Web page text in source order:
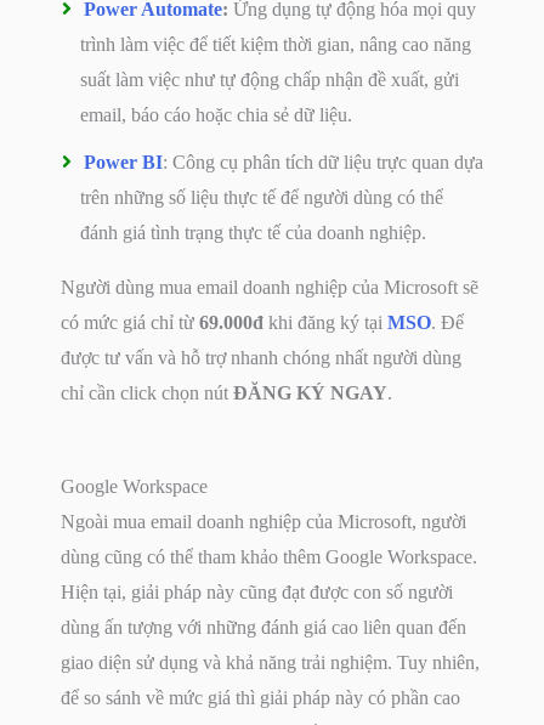
Power Automate: Ứng dụng tự động hóa mọi quy
trình làm việc để tiết kiệm thời gian, nâng cao năng
suất làm việc như tự động chấp nhận đề xuất, gửi
email, báo cáo hoặc chia sẻ dữ liệu.
Power BI: Công cụ phân tích dữ liệu trực quan dựa
trên những số liệu thực tế để người dùng có thể
đánh giá tình trạng thực tế của doanh nghiệp.
Người dùng mua email doanh nghiệp của Microsoft sẽ
có mức giá chỉ từ 69.000đ khi đăng ký tại MSO. Để
được tư vấn và hỗ trợ nhanh chóng nhất người dùng
chỉ cần click chọn nút ĐĂNG KÝ NGAY.
Google Workspace
Ngoài mua email doanh nghiệp của Microsoft, người
dùng cũng có thể tham khảo thêm Google Workspace.
Hiện tại, giải pháp này cũng đạt được con số người
dùng ấn tượng với những đánh giá cao liên quan đến
giao diện sử dụng và khả năng trải nghiệm. Tuy nhiên,
để so sánh về mức giá thì giải pháp này có phần cao